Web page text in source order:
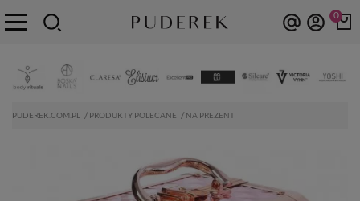
0
PUDEREK.COM.PL PRODUKTY POLECANE NA PREZENT